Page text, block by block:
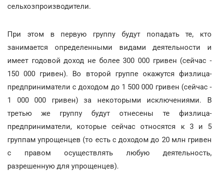
сельхозпроизводители.
При этом в первую группу будут попадать те, кто
занимается определенными видами деятельности и
имеет годовой доход не более 300 000 гривен (сейчас -
150 000 гривен). Во второй группе окажутся физлица-
предприниматели с доходом до 1 500 000 гривен (сейчас -
1 000 000 гривен) за некоторыми исключениями. В
третью же группу будут отнесены те физлица-
предприниматели, которые сейчас относятся к 3 и 5
группам упрощенцев (то есть с доходом до 20 млн гривен
с правом осуществлять любую деятельность,
разрешенную для упрощенцев).